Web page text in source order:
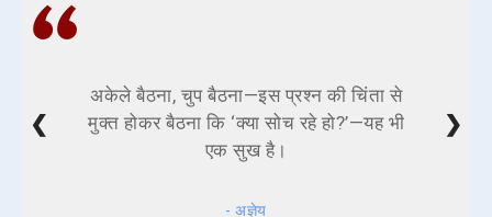
अकेले बैठना, चुप बैठना—इस प्रश्न की चिंता से
मुक्त होकर बैठना कि ‘क्या सोच रहे हो?’—यह भी
एक सुख है।
- अज्ञेय
❮ ❯